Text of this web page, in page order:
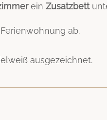
ein Zusatzbett
ab.
ausgezeichnet.